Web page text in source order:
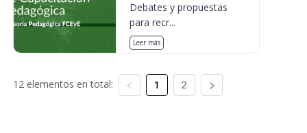
Debates y propuestas
para recr...
Leer más
12 elementos en total: 1 2